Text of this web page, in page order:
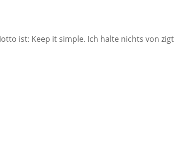
ist: Keep it simple. Ich halte nichts von